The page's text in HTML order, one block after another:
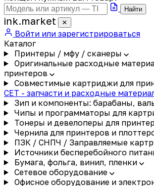
Найти
ink.market ✕
Войти или зарегистрироваться
Каталог
Принтеры / мфу / сканеры
Оригинальные расходные
принтеров
Совместимые картриджи для
CET - запчасти и расходные
Зип и компоненты: барабаны,
Чипы и программаторы для
Тонеры и девелоперы для
Чернила для принтеров и
ПЗК / СНПЧ / Заправляемые
Источники бесперебойного
Бумага, фольга, винил, пленки
Сетевое оборудование
Офисное оборудование и